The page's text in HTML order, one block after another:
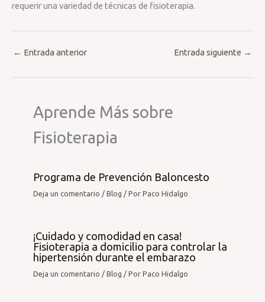
requerir una variedad de técnicas de fisioterapia.
← Entrada anterior Entrada siguiente →
Aprende Más sobre
Fisioterapia
Programa de Prevención Baloncesto
Deja un comentario /Blog / PorPaco Hidalgo
¡Cuidado y comodidad en casa!
Fisioterapia a domicilio para controlar la
hipertensión durante el embarazo
Deja un comentario /Blog / PorPaco Hidalgo